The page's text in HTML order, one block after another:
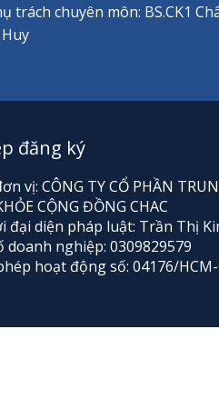
trách chuyên môn: BS.CK1
đăng ký
vị: CÔNG TY CỔ PHẦN
CỘNG ĐỒNG CHAC
đại diện pháp luật: Trần Thị
doanh nghiệp: 0309829579
hoạt động số: 04176/